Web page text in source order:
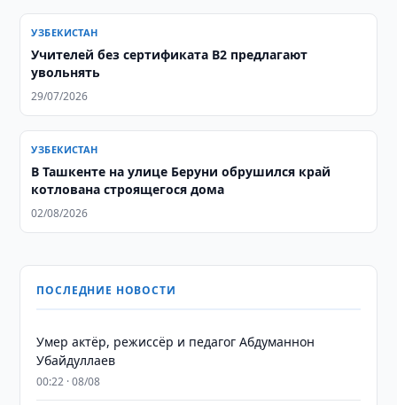
УЗБЕКИСТАН
Учителей без сертификата B2 предлагают
увольнять
29/07/2026
УЗБЕКИСТАН
В Ташкенте на улице Беруни обрушился край
котлована строящегося дома
02/08/2026
ПОСЛЕДНИЕ НОВОСТИ
Умер актёр, режиссёр и педагог Абдуманнон
Убайдуллаев
00:22 · 08/08